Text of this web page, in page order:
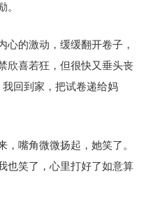
。
心的激动，缓缓翻开卷子，
欣喜若狂，但很快又垂头丧
回到家，把试卷递给妈
，嘴角微微扬起，她笑了。
也笑了，心里打好了如意算